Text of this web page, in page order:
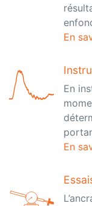
En
En
En